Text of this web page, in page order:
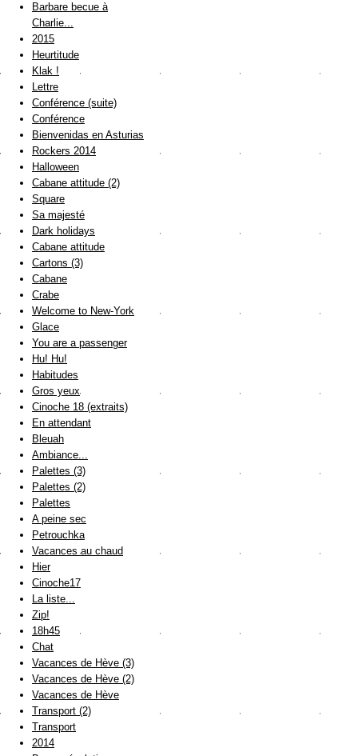
Barbare becue à
Charlie...
2015
Heurtitude
Klak !
Lettre
Conférence (suite)
Conférence
Bienvenidas en Asturias
Rockers 2014
Halloween
Cabane attitude (2)
Square
Sa majesté
Dark holidays
Cabane attitude
Cartons (3)
Cabane
Crabe
Welcome to New-York
Glace
You are a passenger
Hu! Hu!
Habitudes
Gros yeux
Cinoche 18 (extraits)
En attendant
Bleuah
Ambiance...
Palettes (3)
Palettes (2)
Palettes
A peine sec
Petrouchka
Vacances au chaud
Hier
Cinoche17
La liste...
Zip!
18h45
Chat
Vacances de Hève (3)
Vacances de Hève (2)
Vacances de Hève
Transport (2)
Transport
2014